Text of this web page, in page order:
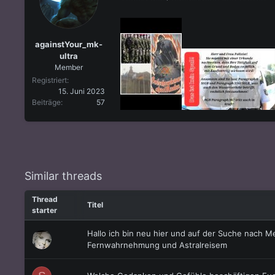
e
m
againstYour_mk-
ultra
Member
Registriert
15. Juni 2023
Beiträge
57
Similar threads
Thread
starter
Titel
Hallo ich bin neu hier und auf der Suche nach
Fernwahrnehmung und Astralreisem